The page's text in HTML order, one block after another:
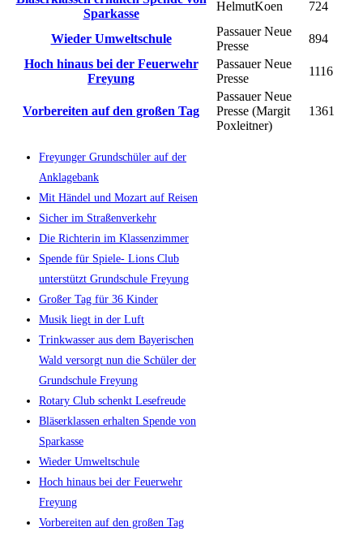
Sparkasse
HelmutKoen 724
Wieder Umweltschule
Passauer Neue
Presse
894
Hoch hinaus bei der Feuerwehr
Freyung
Passauer Neue
Presse
1116
Vorbereiten auf den großen Tag
Passauer Neue
Presse (Margit
Poxleitner)
1361
Freyunger Grundschüler auf der
Anklagebank
Mit Händel und Mozart auf Reisen
Sicher im Straßenverkehr
Die Richterin im Klassenzimmer
Spende für Spiele- Lions Club
unterstützt Grundschule Freyung
Großer Tag für 36 Kinder
Musik liegt in der Luft
Trinkwasser aus dem Bayerischen
Wald versorgt nun die Schüler der
Grundschule Freyung
Rotary Club schenkt Lesefreude
Bläserklassen erhalten Spende von
Sparkasse
Wieder Umweltschule
Hoch hinaus bei der Feuerwehr
Freyung
Vorbereiten auf den großen Tag